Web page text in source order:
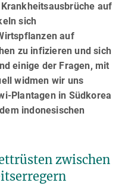
auf
sich
auf
zu infizieren und sich
einige der Fragen, mit
widmen wir uns
Plantagen in Südkorea
indonesischen
zwischen